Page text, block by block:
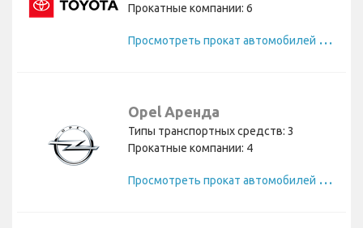
Прокатные компании: 6
П
росмотреть прокат автомобилей Toyota
Opel Аренда
Типы транспортных средств: 3
Прокатные компании: 4
П
росмотреть прокат автомобилей Opel